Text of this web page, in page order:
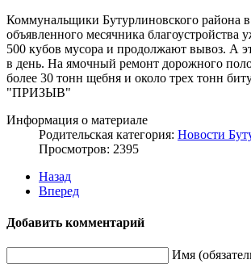
Коммунальщики Бутурлиновского района
объявленного месячника благоустройства
500 кубов мусора и продолжают вывоз. А
в день. На ямочный ремонт дорожного
более 30 тонн щебня и около трех тонн
"ПРИЗЫВ"
Информация о материале
Родительская категория: Новости
Просмотров: 2395
Назад
Вперед
Добавить комментарий
Имя